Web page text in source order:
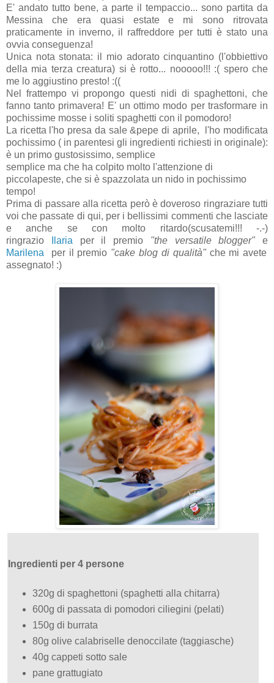
E' andato tutto bene, a parte il tempaccio... sono partita da
Messina che era quasi estate e mi sono ritrovata
praticamente in inverno, il raffreddore per tutti è stato una
ovvia conseguenza!
Unica nota stonata: il mio adorato cinquantino (l'obbiettivo
della mia terza creatura) si è rotto... nooooo!!! :( spero che
me lo aggiustino presto! :((
Nel frattempo vi propongo questi nidi di spaghettoni, che
fanno tanto primavera! E' un ottimo modo per trasformare in
pochissime mosse i soliti spaghetti con il pomodoro!
La ricetta l'ho presa da sale &pepe di aprile, l'ho modificata
pochissimo ( in parentesi gli ingredienti richiesti in originale):
è un primo gustosissimo, semplice
semplice ma che ha colpito molto l'attenzione di
piccolapeste, che si è spazzolata un nido in pochissimo
tempo!
Prima di passare alla ricetta però è doveroso ringraziare tutti
voi che passate di qui, per i bellissimi commenti che lasciate
e anche se con molto ritardo(scusatemi!!! -.-)
ringrazio
Ilaria per il premio "the versatile blogger" e
Marilena
per il premio "cake blog di qualità"che mi avete
assegnato! :)
Ingredienti per 4 persone
320g di spaghettoni (spaghetti alla chitarra)
600g di passata di pomodori ciliegini (pelati)
150g di burrata
80g olive calabriselle denoccilate (taggiasche)
40g cappeti sotto sale
pane grattugiato